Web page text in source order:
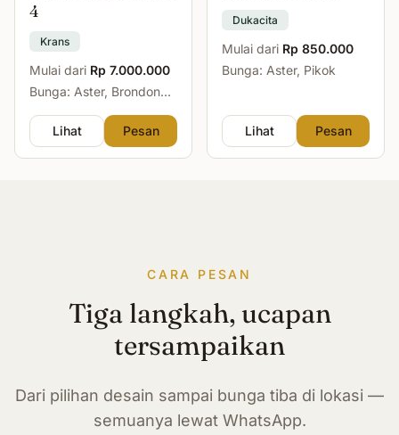
4
Krans
Mulai dari Rp 7.000.000
Bunga: Aster, Brondong,
Lihat
Pesan
Dukacita
Mulai dari Rp 850.000
Bunga: Aster, Pikok
Lihat Pesan
CARA PESAN
Tiga langkah, ucapan
tersampaikan
Dari pilihan desain sampai bunga tiba di lokasi —
semuanya lewat WhatsApp.